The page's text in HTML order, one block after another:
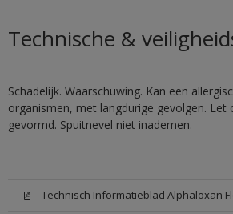
Technische &
Schadelijk. Waarschuwing. Kan een
organismen, met langdurige gevolgen. Let
gevormd. Spuitnevel niet inademen.
Technisch Informatieblad Alphaloxan